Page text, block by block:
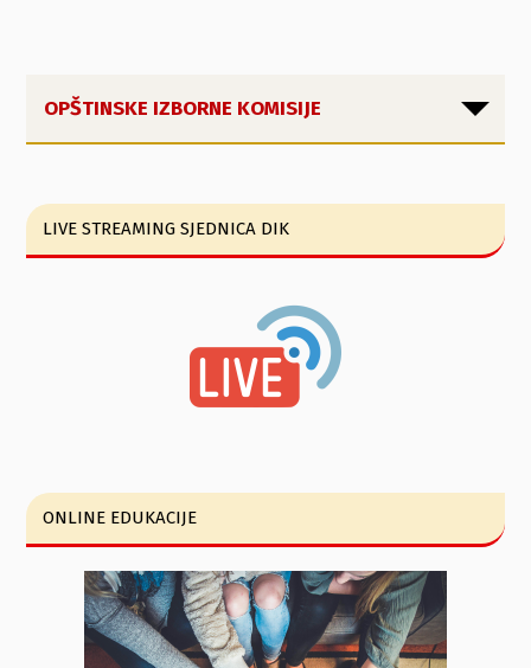
OPŠTINSKE IZBORNE KOMISIJE
LIVE STREAMING SJEDNICA DIK
ONLINE EDUKACIJE